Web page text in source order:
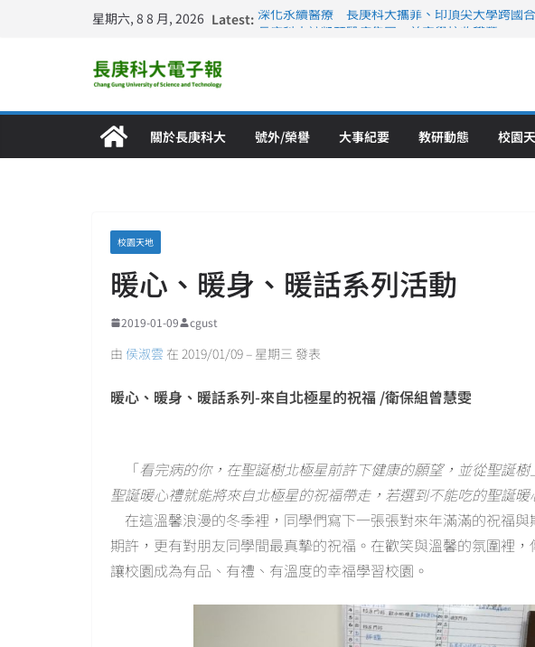
星期六, 8 8 月, 2026 Latest: 深化永續醫療 長庚科大攜菲、印頂尖大學跨國
關於長庚科大 號外/榮譽 大事紀要 教研動態 校園
校園天地
暖心、暖身、暖話系列活動
2019-01-09 cgust
由 侯淑雲 在 2019/01/09 – 星期三 發表
暖心、暖身、暖話系列-來自北極星的祝福 /衛保組曾慧雯
「看完病的你，在聖誕樹北極星前許下健康的願望，並從聖誕
聖誕暖心禮就能將來自北極星的祝福帶走，若選到不能吃的聖誕
在這溫馨浪漫的冬季裡，同學們寫下一張張對來年滿滿的祝福
期許，更有對朋友同學間最真摯的祝福。在歡笑與溫馨的氛圍裡
讓校園成為有品、有禮、有溫度的幸福學習校園。